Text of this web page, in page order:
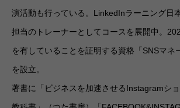
演活動も行っている。LinkedInラーニング日
担当のトレーナーとしてコースを展開中。
を有していることを証明する資格「SNSマネ
を設立。
著書に「ビジネスを加速させるInstagramシ